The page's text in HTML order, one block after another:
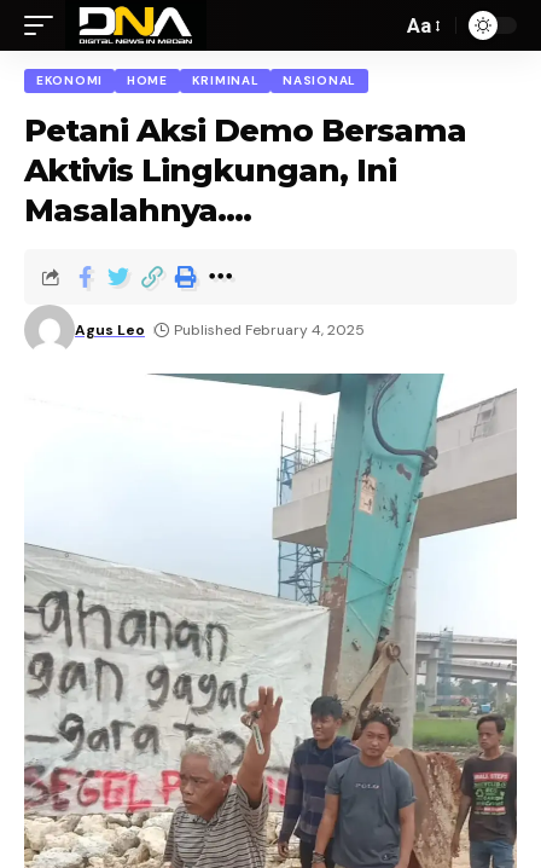
Aa
EKONOMI HOME KRIMINAL NASIONAL
Petani Aksi Demo Bersama
Aktivis Lingkungan, Ini
Masalahnya….
Agus Leo Published February 4, 2025